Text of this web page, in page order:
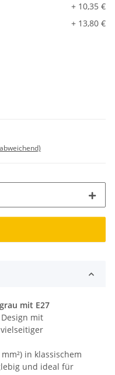
+ 10,35 €
+ 13,80 €
mit E27
mit
mm²) in klassischem
und ideal für